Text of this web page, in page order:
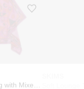
Ürünü istek listesine ekle veya listeden çıkar